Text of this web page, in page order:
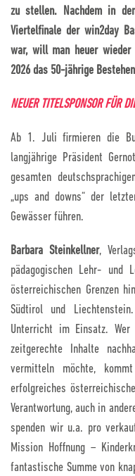
zu stellen. Nachdem in
Viertelfinale der win2day
war, will man heuer wieder
2026 das 50-jährige
NEUER TITELSPONSOR FÜR
Ab 1. Juli firmieren die
langjährige Präsident
gesamten
„ups and downs“ der
Gewässer führen.
Barbara Steinkellner,
pädagogischen Lehr- und
österreichischen Grenzen
Südtirol und
Unterricht im Einsatz.
zeitgerechte Inhalte
vermitteln möchte,
erfolgreiches
Verantwortung, auch in
spenden wir u.a. pro
Mission Hoffnung –
fantastische Summe von